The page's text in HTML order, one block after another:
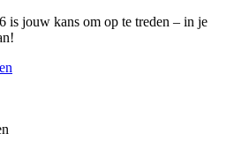
is jouw kans om op te treden – in je